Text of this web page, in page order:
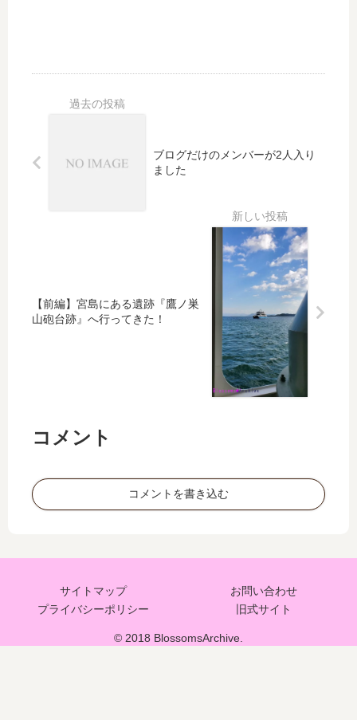
ブログだけのメンバーが2人入り
ました
【前編】宮島にある遺跡『鷹ノ巣
山砲台跡』へ行ってきた！
コメント
コメントを書き込む
サイトマップ
お問い合わせ
プライバシーポリシー
旧式サイト
© 2018 BlossomsArchive.